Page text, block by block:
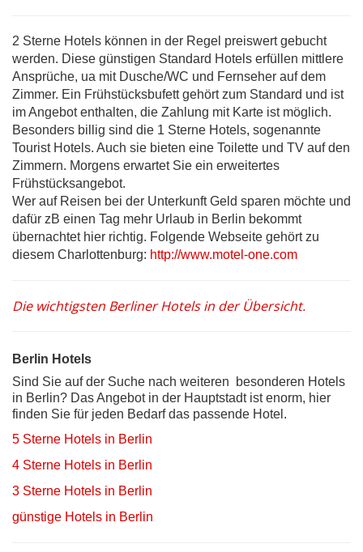
2 Sterne Hotels können in der Regel preiswert gebucht
werden. Diese günstigen Standard Hotels erfüllen mittlere
Ansprüche, ua mit Dusche/WC und Fernseher auf dem
Zimmer. Ein Frühstücksbufett gehört zum Standard und ist
im Angebot enthalten, die Zahlung mit Karte ist möglich.
Besonders billig sind die 1 Sterne Hotels, sogenannte
Tourist Hotels. Auch sie bieten eine Toilette und TV auf den
Zimmern. Morgens erwartet Sie ein erweitertes
Frühstücksangebot.
Wer auf Reisen bei der Unterkunft Geld sparen möchte und
dafür zB einen Tag mehr Urlaub in Berlin bekommt
übernachtet hier richtig. Folgende Webseite gehört zu
diesem Charlottenburg: http://www.motel-one.com
Die wichtigsten Berliner Hotels in der Übersicht.
Berlin Hotels
Sind Sie auf der Suche nach weiteren besonderen Hotels
in Berlin? Das Angebot in der Hauptstadt ist enorm, hier
finden Sie für jeden Bedarf das passende Hotel.
5 Sterne Hotels in Berlin
4 Sterne Hotels in Berlin
3 Sterne Hotels in Berlin
günstige Hotels in Berlin